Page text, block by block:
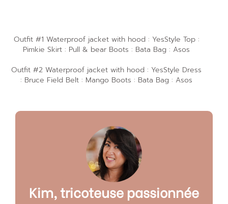
Outfit #1 Waterproof jacket with hood : YesStyle Top :
Pimkie Skirt : Pull & bear Boots : Bata Bag : Asos
Outfit #2 Waterproof jacket with hood : YesStyle Dress
: Bruce Field Belt : Mango Boots : Bata Bag : Asos
Kim, tricoteuse passionnée